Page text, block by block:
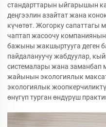
стандарттарын ыйгарышын
деңгээлин азайтат жана
күчөтөт. Жогорку сапаттагы
чаптап жасоочу компаниянын
бажыны жакшыртууга деген
пайдалануучу жабдуулар,
системалары жана заманбап
жайынын экологиялык
экологиялык
өнүгүп турган өндүрүш